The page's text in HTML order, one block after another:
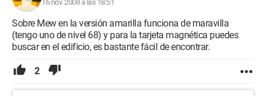
16 nov. 2008 a las 18:51
Sobre Mew en la versión amarilla funciona de maravilla
(tengo uno de nivel 68) y para la tarjeta magnética puedes
buscar en el edificio, es bastante fácil de encontrar.
2